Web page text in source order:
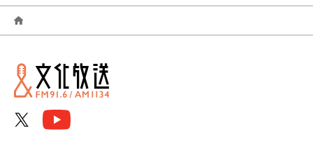
2026年04月
2026年03月
2026年02月